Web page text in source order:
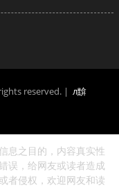
reserved. | л黭
息之目的，内容真实性
误，给网友或读者造成
者侵权，欢迎网友和读